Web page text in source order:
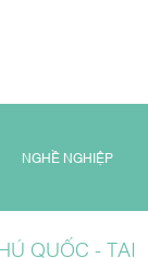
NGHỀ NGHIỆP
QUỐC - TẠI